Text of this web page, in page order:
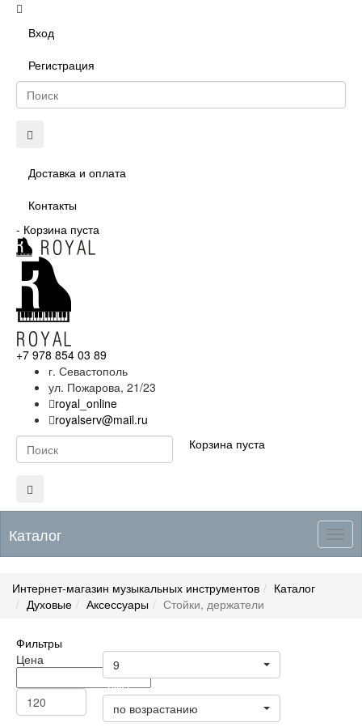
Вход
Регистрация
Доставка и оплата
Контакты
- Корзина пуста
+7 978 854 03 89
г. Севастополь
ул. Пожарова, 21/23
royal_online
royalserv@mail.ru
Корзина пуста
Каталог
Интернет-магазин музыкальных инструментов
Каталог
Духовые
Аксессуары Стойки, держатели
Фильтры
Цена
9
Цена
по возрастанию